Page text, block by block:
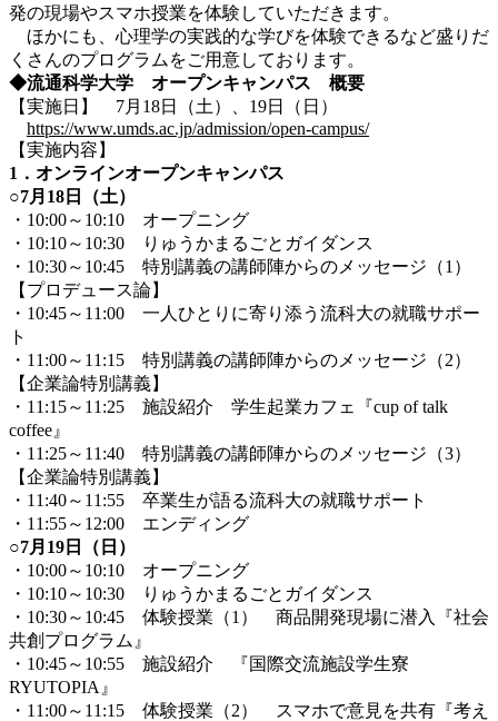
発の現場やスマホ授業を体験していただきます。
ほかにも、心理学の実践的な学びを体験できるなど盛りだ
くさんのプログラムをご用意しております。
◆流通科学大学 オープンキャンパス 概要
【実施日】 7月18日（土）、19日（日）
https://www.umds.ac.jp/admission/open-campus/
【実施内容】
1．オンラインオープンキャンパス
○7月18日（土）
・10:00～10:10 オープニング
・10:10～10:30 りゅうかまるごとガイダンス
・10:30～10:45 特別講義の講師陣からのメッセージ（1）
【プロデュース論】
・10:45～11:00 一人ひとりに寄り添う流科大の就職サポー
ト
・11:00～11:15 特別講義の講師陣からのメッセージ（2）
【企業論特別講義】
・11:15～11:25 施設紹介 学生起業カフェ『cup of talk
coffee』
・11:25～11:40 特別講義の講師陣からのメッセージ（3）
【企業論特別講義】
・11:40～11:55 卒業生が語る流科大の就職サポート
・11:55～12:00 エンディング
○7月19日（日）
・10:00～10:10 オープニング
・10:10～10:30 りゅうかまるごとガイダンス
・10:30～10:45 体験授業（1） 商品開発現場に潜入『社会
共創プログラム』
・10:45～10:55 施設紹介 『国際交流施設学生寮
RYUTOPIA』
・11:00～11:15 体験授業（2） スマホで意見を共有『考え